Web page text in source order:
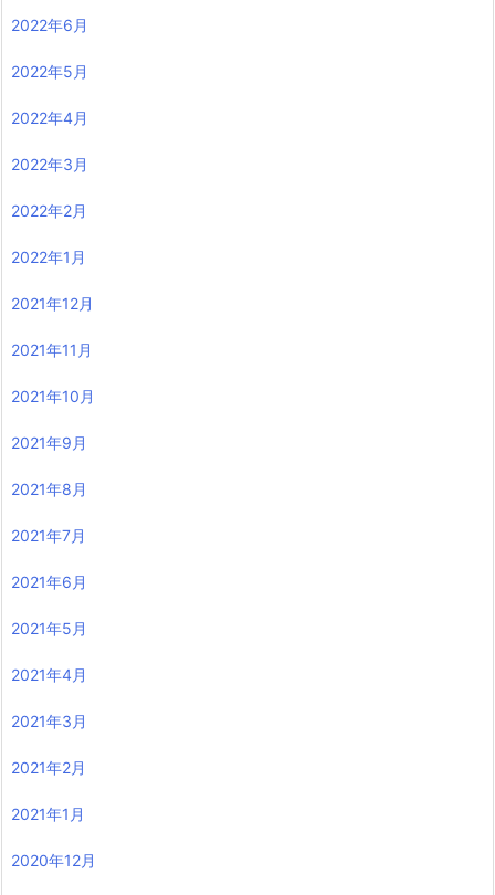
2022年6月
2022年5月
2022年4月
2022年3月
2022年2月
2022年1月
2021年12月
2021年11月
2021年10月
2021年9月
2021年8月
2021年7月
2021年6月
2021年5月
2021年4月
2021年3月
2021年2月
2021年1月
2020年12月